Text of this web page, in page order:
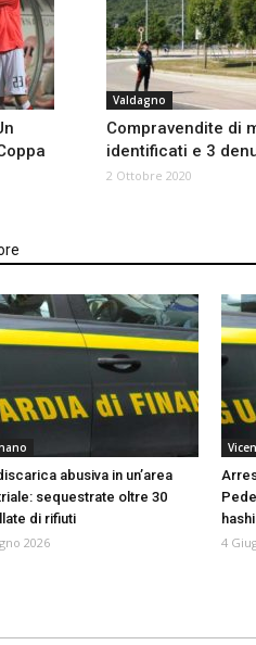
Valdagno
Compravendite di
identificati e 3
2 Ottobre 2020
abusiva in un’area
sequestrate oltre 30
di rifiuti
2026
4